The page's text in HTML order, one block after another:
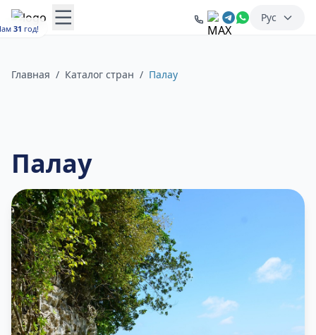
31 год!
Рус
Главная / Каталог стран / Палау
Палау